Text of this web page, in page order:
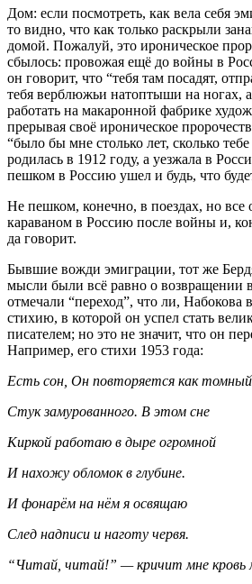
Дом: если посмотреть, как вела себя
то видно, что как только раскрыли
домой. Пожалуй, это ироническое
сбылось: провожая ещё до войны в
он говорит, что “тебя там посадят,
тебя верблюжьи натоптыши на ногах,
работать на макаронной фабрике
прерывая своё ироническое
“было бы мне столько лет, сколько
родилась в 1912 году, а уезжала в
пешком в Россию ушел и будь, что
Не пешком, конечно, в поездах, но все
караваном в Россию после войны и,
да говорит.
Бывшие вожди эмиграции, тот же
мысли были всё равно о
отмечали “переход”, что ли, Набокова
стихию, в которой он успел стать
писателем; но это не значит, что он
Например, его стихи 1953 года:
Есть сон, Он повторяется как томный
Стук замурованного. В этом сне
Киркой работаю в дыре огромной
И нахожу обломок в глубине.
И фонарём на нём я освящаю
След надписи и наготу червя.
“Читай, читай!” — кричит мне кровь